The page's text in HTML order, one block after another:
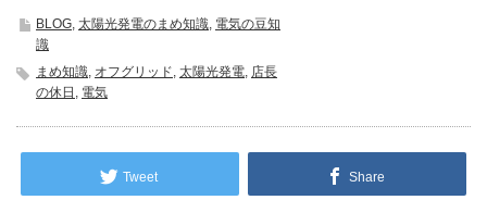
BLOG, 太陽光発電のまめ知識, 電気の豆知
識
まめ知識, オフグリッド, 太陽光発電, 店長
の休日 , 電気
Tweet Share